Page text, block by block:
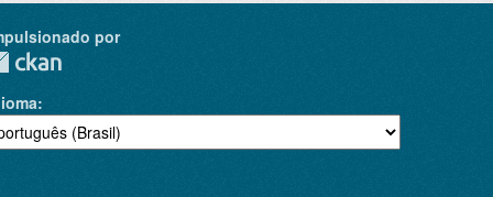
por